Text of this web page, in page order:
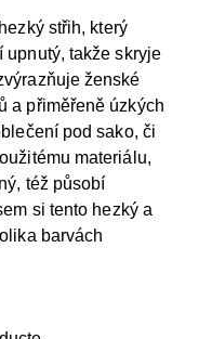
střih, který
upnutý, takže skryje
ženské
a přiměřeně úzkých
pod sako, či
materiálu,
též působí
si tento hezký a
barvách